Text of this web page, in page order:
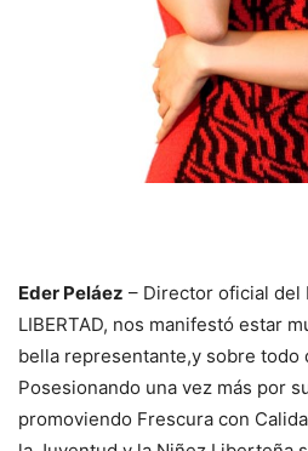
Eder Peláez – Director oficial del
LIBERTAD, nos manifestó estar
bella representante,y sobre todo
Posesionando una vez más por
promoviendo Frescura con